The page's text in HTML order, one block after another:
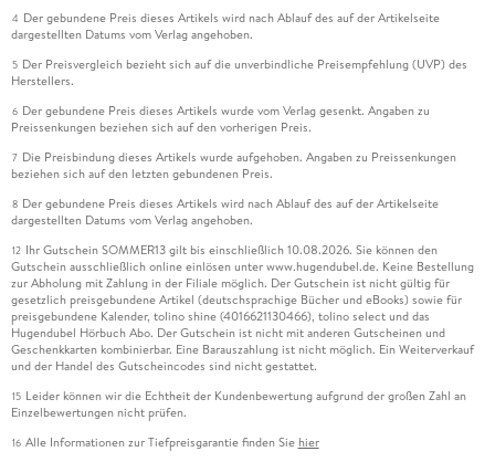
4 Der gebundene Preis dieses Artikels wird nach Ablauf des auf der Artikelseite
dargestellten Datums vom Verlag angehoben.
5 Der Preisvergleich bezieht sich auf die unverbindliche Preisempfehlung (UVP) des
Herstellers.
6 Der gebundene Preis dieses Artikels wurde vom Verlag gesenkt. Angaben zu
Preissenkungen beziehen sich auf den vorherigen Preis.
7 Die Preisbindung dieses Artikels wurde aufgehoben. Angaben zu Preissenkungen
beziehen sich auf den letzten gebundenen Preis.
8 Der gebundene Preis dieses Artikels wird nach Ablauf des auf der Artikelseite
dargestellten Datums vom Verlag angehoben.
12 Ihr Gutschein SOMMER13 gilt bis einschließlich 10.08.2026. Sie können den
Gutschein ausschließlich online einlösen unter www.hugendubel.de. Keine Bestellung
zur Abholung mit Zahlung in der Filiale möglich. Der Gutschein ist nicht gültig für
gesetzlich preisgebundene Artikel (deutschsprachige Bücher und eBooks) sowie für
preisgebundene Kalender, tolino shine (4016621130466), tolino select und das
Hugendubel Hörbuch Abo. Der Gutschein ist nicht mit anderen Gutscheinen und
Geschenkkarten kombinierbar. Eine Barauszahlung ist nicht möglich. Ein Weiterverkauf
und der Handel des Gutscheincodes sind nicht gestattet.
15 Leider können wir die Echtheit der Kundenbewertung aufgrund der großen Zahl an
Einzelbewertungen nicht prüfen.
16 Alle Informationen zur Tiefpreisgarantie finden Sie hier